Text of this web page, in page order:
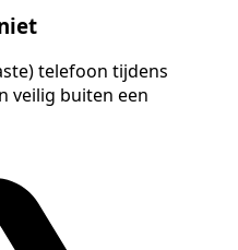
telefoon tijdens
veilig buiten een